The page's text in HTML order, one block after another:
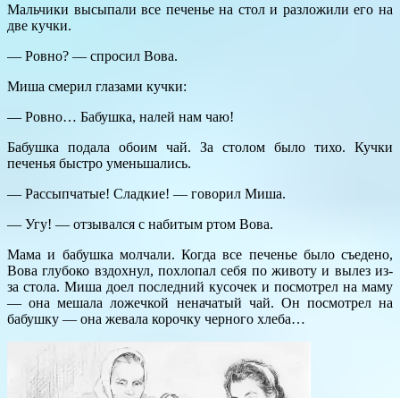
Мальчики высыпали все печенье на стол и разложили его на
две кучки.
— Ровно? — спросил Вова.
Миша смерил глазами кучки:
— Ровно… Бабушка, налей нам чаю!
Бабушка подала обоим чай. За столом было тихо. Кучки
печенья быстро уменьшались.
— Рассыпчатые! Сладкие! — говорил Миша.
— Угу! — отзывался с набитым ртом Вова.
Мама и бабушка молчали. Когда все печенье было съедено,
Вова глубоко вздохнул, похлопал себя по животу и вылез из-
за стола. Миша доел последний кусочек и посмотрел на маму
— она мешала ложечкой неначатый чай. Он посмотрел на
бабушку — она жевала корочку черного хлеба…